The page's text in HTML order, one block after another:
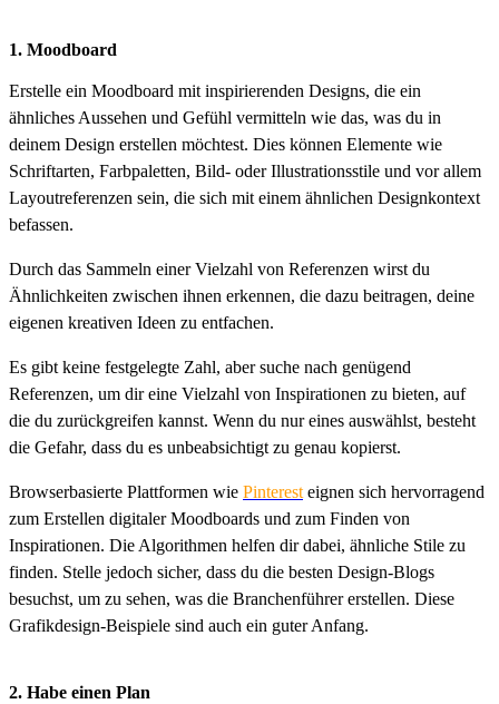
1. Moodboard
Erstelle ein Moodboard mit inspirierenden Designs, die ein
ähnliches Aussehen und Gefühl vermitteln wie das, was du in
deinem Design erstellen möchtest. Dies können Elemente wie
Schriftarten, Farbpaletten, Bild- oder Illustrationsstile und vor allem
Layoutreferenzen sein, die sich mit einem ähnlichen Designkontext
befassen.
Durch das Sammeln einer Vielzahl von Referenzen wirst du
Ähnlichkeiten zwischen ihnen erkennen, die dazu beitragen, deine
eigenen kreativen Ideen zu entfachen.
Es gibt keine festgelegte Zahl, aber suche nach genügend
Referenzen, um dir eine Vielzahl von Inspirationen zu bieten, auf
die du zurückgreifen kannst. Wenn du nur eines auswählst, besteht
die Gefahr, dass du es unbeabsichtigt zu genau kopierst.
Browserbasierte Plattformen wie Pinteresteignen sich hervorragend
zum Erstellen digitaler Moodboards und zum Finden von
Inspirationen. Die Algorithmen helfen dir dabei, ähnliche Stile zu
finden. Stelle jedoch sicher, dass du die besten Design-Blogs
besuchst, um zu sehen, was die Branchenführer erstellen. Diese
Grafikdesign-Beispiele sind auch ein guter Anfang.
2. Habe einen Plan